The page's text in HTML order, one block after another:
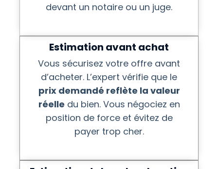
devant un notaire ou un juge.
Estimation avant achat
Vous sécurisez votre offre avant
d’acheter. L’expert vérifie que le
prix demandé reflète la valeur
réelle du bien. Vous négociez en
position de force et évitez de
payer trop cher.